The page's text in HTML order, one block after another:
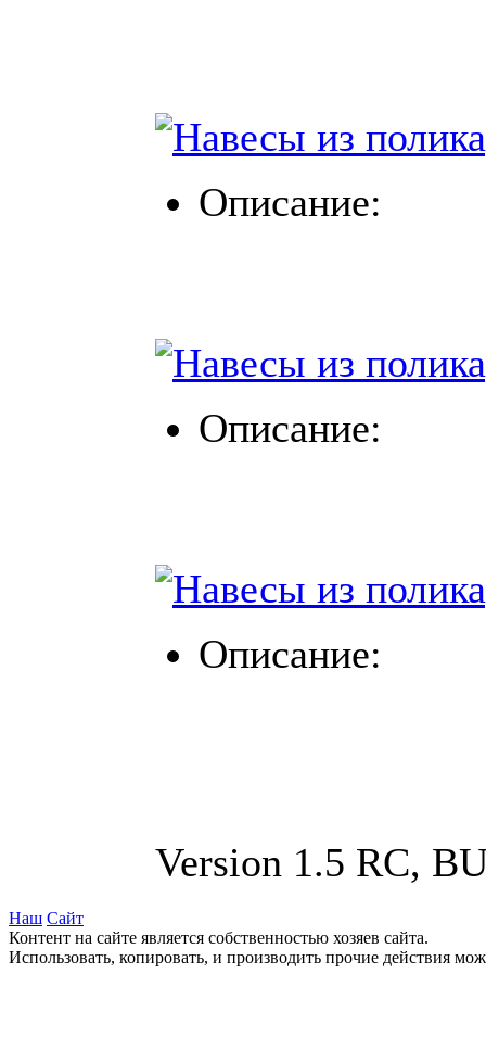
Описание:
Описание:
Описание:
Version 1.5 RC,
Наш Сайт
Контент на сайте является собственностью хозяев сайта.
Использовать, копировать, и производить прочие действия